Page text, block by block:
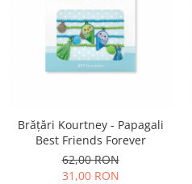
Brățări Kourtney - Papagali
Best Friends Forever
62,00 RON
31,00 RON